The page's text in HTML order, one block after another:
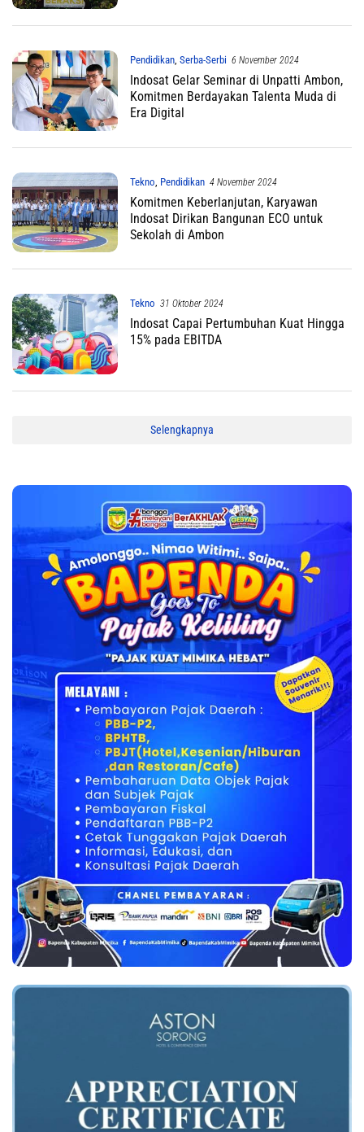
Pendidikan, Serba-Serbi 6 November 2024
Indosat Gelar Seminar di Unpatti Ambon,
Komitmen Berdayakan Talenta Muda di
Era Digital
Tekno Pendidikan 4 November 2024
Komitmen Keberlanjutan, Karyawan
Indosat Dirikan Bangunan ECO untuk
Sekolah di Ambon
Tekno 31 Oktober 2024
Indosat Capai Pertumbuhan Kuat Hingga
15% pada EBITDA
Selengkapnya